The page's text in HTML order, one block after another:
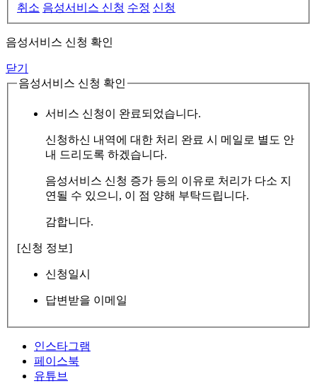
취소 음성서비스 신청 수정 신청
음성서비스 신청 확인
닫기
음성서비스 신청 확인
서비스 신청이 완료되었습니다.
신청하신 내역에 대한 처리 완료 시 메일로 별도 안
내 드리도록 하겠습니다.
음성서비스 신청 증가 등의 이유로 처리가 다소 지
연될 수 있으니, 이 점 양해 부탁드립니다.
감합니다.
[신청 정보]
신청일시
답변받을 이메일
인스타그램
페이스북
유튜브